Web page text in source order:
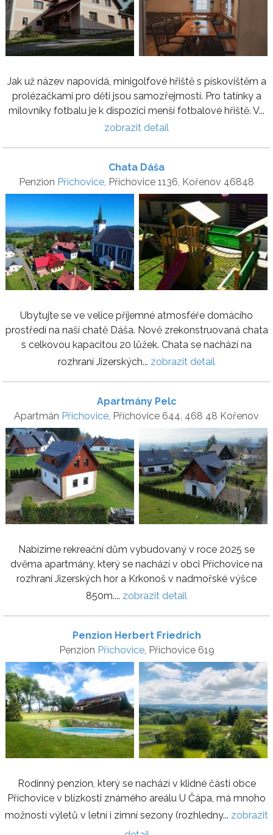
Jak už název napovídá, minigolfové hřiště s pískovištěm a
prolézačkami pro děti jsou samozřejmostí. Pro tatínky a
milovníky fotbalu je k dispozici menší fotbalové hřiště. V...
zobrazit detail
Chata Dáša
Penzion Příchovice, Příchovice 1136, Kořenov 46848
Ubytujte se ve velice příjemné atmosféře domácího
prostředí na naší chatě Dáša. Nově zrekonstruovaná chata
s celkovou kapacitou 20 lůžek. Chata se nachází na
rozhraní Jizerských... zobrazit detail
Apartmány Pelc
Apartmán Příchovice, Příchovice 644, 468 48 Kořenov
Nabízíme rekreační dům vybudovaný v roce 2025 se
dvěma apartmány, který se nachází v obci Příchovice na
rozhraní Jizerských hor a Krkonoš v nadmořské výšce
850m.... zobrazit detail
Penzion Herbert Friedrich
Penzion Příchovice, Příchovice 619
Rodinný penzion, který se nachází v klidné části obce
Příchovice v blízkosti známého areálu U Čápa, má mnoho
možností výletů v letní i zimní sezony (rozhledny... zobrazit